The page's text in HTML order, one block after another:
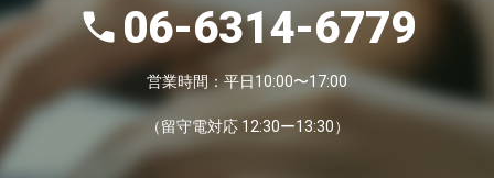
06-6314-6779
営業時間：平日10:00〜17:00
（留守電対応 12:30ー13:30）